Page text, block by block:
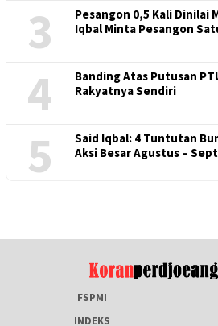
3
Pesangon 0,5 Kali Dinilai
Iqbal Minta Pesangon
4
Banding Atas Putusan
Rakyatnya Sendiri
5
Said Iqbal: 4 Tuntutan
Aksi Besar Agustus –
FSPMI
INDEKS